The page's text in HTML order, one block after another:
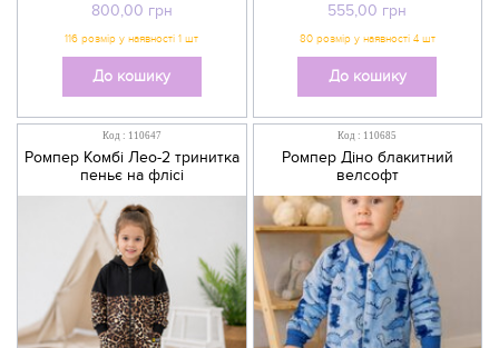
800,00 грн
До кошику
555,00 грн
До кошику
Код : 110647
Ромпер Комбі Лео-2 тринитка
пеньє на флісі
Код : 110685
Ромпер Діно блакитний
велсофт